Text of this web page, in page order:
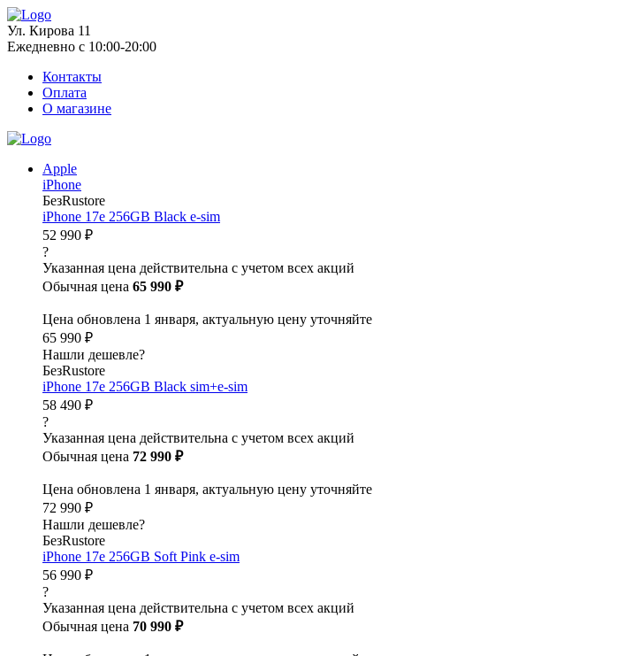
Ул. Кирова 11
Ежедневно с 10:00-20:00
Контакты
Оплата
О магазине
Apple
iPhone
БезRustore
iPhone 17e 256GB Black e-sim
52 990 ₽
?
Указанная цена действительна с учетом всех акций
Обычная цена 65 990 ₽
Цена обновлена 1 января, актуальную цену уточняйте
65 990 ₽
Нашли дешевле?
БезRustore
iPhone 17e 256GB Black sim+e-sim
58 490 ₽
?
Указанная цена действительна с учетом всех акций
Обычная цена 72 990 ₽
Цена обновлена 1 января, актуальную цену уточняйте
72 990 ₽
Нашли дешевле?
БезRustore
iPhone 17e 256GB Soft Pink e-sim
56 990 ₽
?
Указанная цена действительна с учетом всех акций
Обычная цена 70 990 ₽